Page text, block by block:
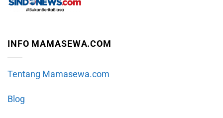
INFO MAMASEWA.COM
Tentang Mamasewa.com
Blog